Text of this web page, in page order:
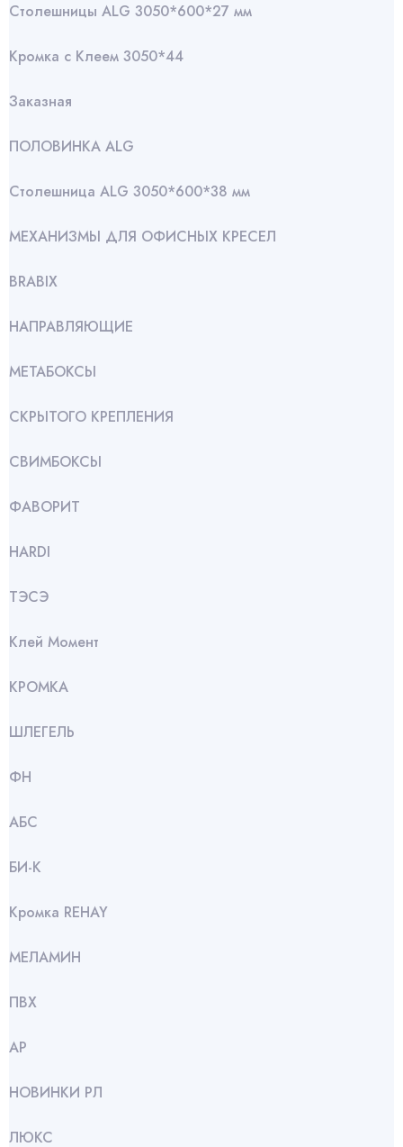
Столешницы ALG 3050*600*27 мм
Кромка с Клеем 3050*44
Заказная
ПОЛОВИНКА ALG
Столешница ALG 3050*600*38 мм
МЕХАНИЗМЫ ДЛЯ ОФИСНЫХ КРЕСЕЛ
BRABIX
НАПРАВЛЯЮЩИЕ
МЕТАБОКСЫ
СКРЫТОГО КРЕПЛЕНИЯ
СВИМБОКСЫ
ФАВОРИТ
HARDI
ТЭСЭ
Клей Момент
КРОМКА
ШЛЕГЕЛЬ
ФН
АБС
БИ-К
Кромка REHAY
МЕЛАМИН
ПВХ
АР
НОВИНКИ РЛ
ЛЮКС